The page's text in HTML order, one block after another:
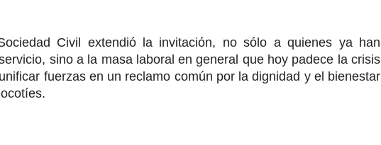
Civil extendió la invitación, no sólo a quienes ya han
sino a la masa laboral en general que hoy padece la crisis
fuerzas en un reclamo común por la dignidad y el bienestar